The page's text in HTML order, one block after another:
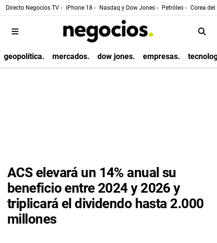
Directo Negocios TV - iPhone 18 - Nasdaq y Dow Jones - Petróleo - Corea
geopolítica. mercados. dow jones. empresas.
ACS elevará un 14% anual su
beneficio entre 2024 y 2026 y
triplicará el dividendo hasta 2.000
millones